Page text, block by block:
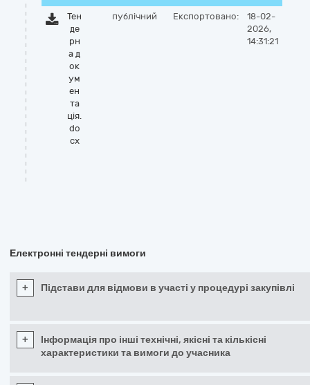
Тен
де
рн
а д
ок
ум
ен
та
ція.
do
cx
публічний Експортовано:
18-02-
2026,
14:31:21
Електронні тендерні вимоги
+ Підстави для відмови в участі у процедурі закупівлі
+
Інформація про інші технічні, якісні та кількісні
характеристики та вимоги до учасника